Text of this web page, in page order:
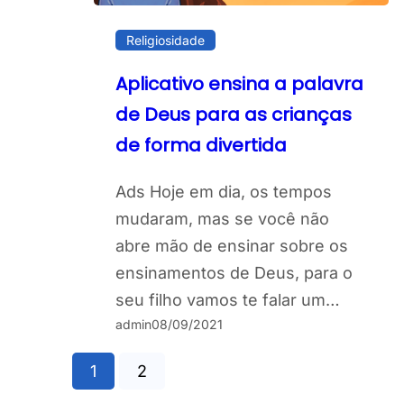
Religiosidade
Aplicativo ensina a palavra
de Deus para as crianças
de forma divertida
Ads Hoje em dia, os tempos
mudaram, mas se você não
abre mão de ensinar sobre os
ensinamentos de Deus, para o
seu filho vamos te falar um…
admin08/09/2021
1 2